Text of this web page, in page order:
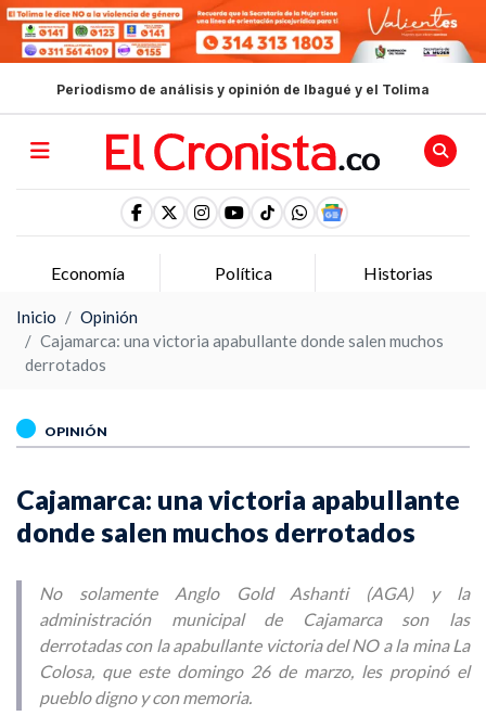
Periodismo de análisis y opinión de Ibagué y el Tolima
Economía Política Historias
Inicio
Opinión
Cajamarca: una victoria apabullante donde salen muchos
derrotados
OPINIÓN
Cajamarca: una victoria apabullante
donde salen muchos derrotados
No solamente Anglo Gold Ashanti (AGA) y la
administración municipal de Cajamarca son las
derrotadas con la apabullante victoria del NO a la mina La
Colosa, que este domingo 26 de marzo, les propinó el
pueblo digno y con memoria.